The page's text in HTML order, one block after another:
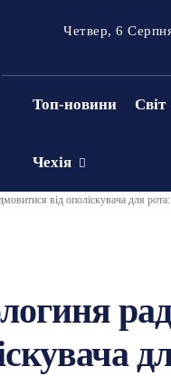
Четвер, 6
Топ-новини Світ
Чехія
від ополіскувача для